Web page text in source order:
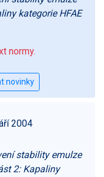
kategorie HFAE
normy.
2004
stability emulze
2: Kapaliny